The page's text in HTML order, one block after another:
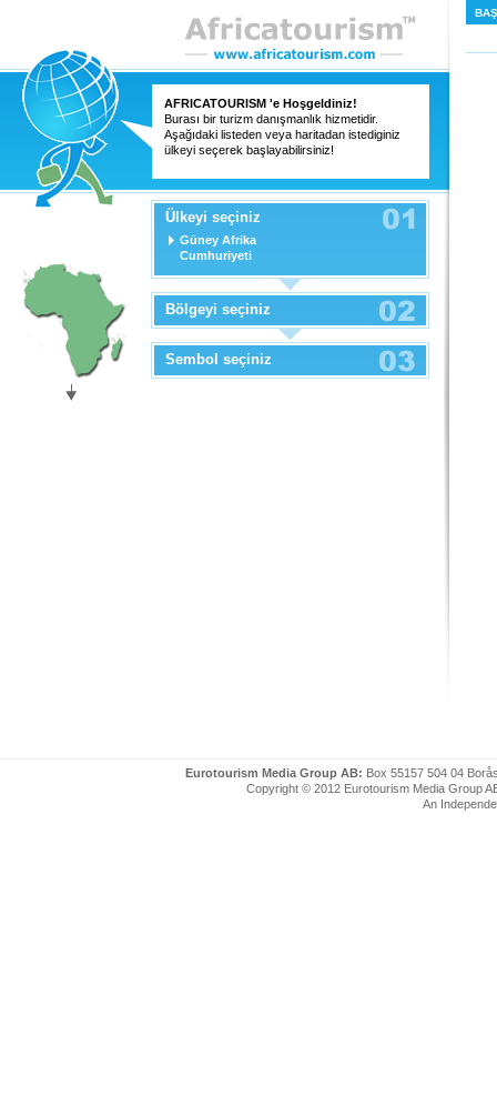
AFRICATOURISM 'e Hoşgeldiniz!
Burası bir turizm danışmanlık hizmetidir.
Aşağıdaki listeden veya haritadan istediginiz
ülkeyi seçerek başlayabilirsiniz!
Ülkeyi seçiniz
Güney Afrika
Cumhuriyeti
Bölgeyi seçiniz
Sembol seçiniz
Eurotourism Media Group AB: Box 55157 504 04
Copyright © 2012 Eurotourism Media Group
An